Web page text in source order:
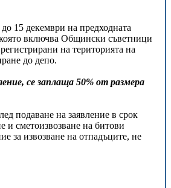
15 декември на предходната
включва Общински съветници
на територията на
до депо.
се заплаща 50% от размера
подаване на заявление в срок
и сметоизвозване на битови
за извозване на отпадъците, не